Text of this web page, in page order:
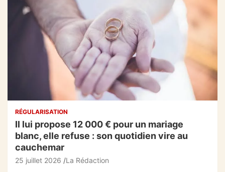
RÉGULARISATION
Il lui propose 12 000 € pour un mariage
blanc, elle refuse : son quotidien vire au
cauchemar
25 juillet 2026 La Rédaction